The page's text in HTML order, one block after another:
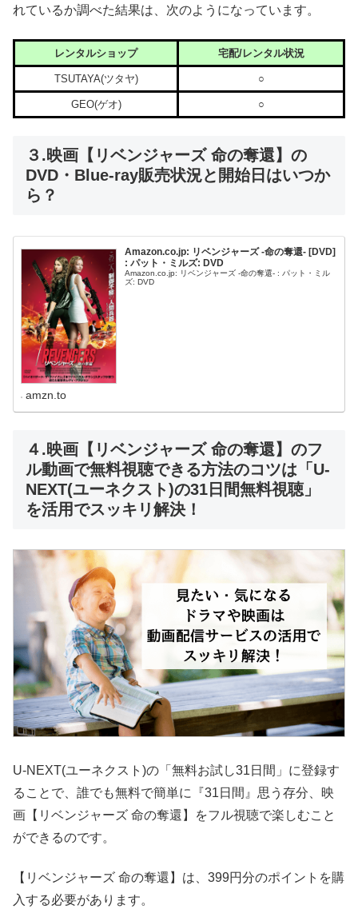
れているか調べた結果は、次のようになっています。
レンタルショップ 宅配/レンタル状況
TSUTAYA(ツタヤ) ○
GEO(ゲオ) ○
３.映画【リベンジャーズ 命の奪還】の
DVD・Blue-ray販売状況と開始日はいつか
ら？
Amazon.co.jp: リベンジャーズ -命の奪還- [DVD]
: パット・ミルズ: DVD
Amazon.co.jp: リベンジャーズ -命の奪還- : パット・ミル
ズ: DVD
amzn.to
４.映画【リベンジャーズ 命の奪還】のフ
ル動画で無料視聴できる方法のコツは「U-
NEXT(ユーネクスト)の31日間無料視聴」
を活用でスッキリ解決！
U-NEXT(ユーネクスト)の「無料お試し31日間」に登録す
ることで、誰でも無料で簡単に『31日間』思う存分、映
画【リベンジャーズ 命の奪還】をフル視聴で楽しむこと
ができるのです。
【リベンジャーズ 命の奪還】は、399円分のポイントを購
入する必要があります。